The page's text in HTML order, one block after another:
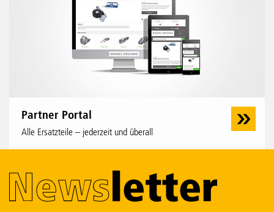
Partner Portal
Alle Ersatzteile – jederzeit und überall